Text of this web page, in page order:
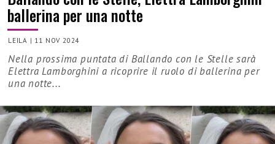
ballerina per una notte
LEILA | 11 NOV 2024
Nella prossima puntata di Ballando con le Stelle sarà
Elettra Lamborghini a ricoprire il ruolo di ballerina per
una notte...